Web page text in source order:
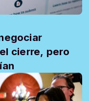
cierre, pero